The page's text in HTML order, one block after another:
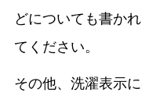
どについても書か
てください。
その他、洗濯表示